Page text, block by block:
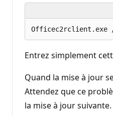
Entrez simplement
Quand la mise à jour
Attendez que ce
la mise à jour suivante.